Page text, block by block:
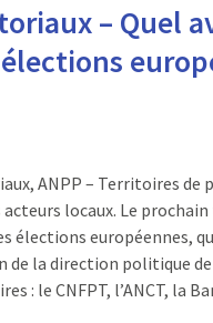
– Quel
ANPP – Territoires de
locaux. Le prochain
élections européennes,
la direction politique
: le CNFPT, l’ANCT, la